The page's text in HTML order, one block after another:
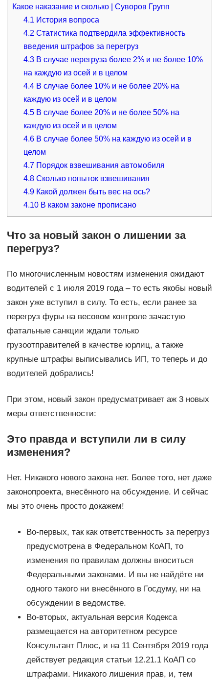
Какое наказание и сколько | Суворов Групп
4.1 История вопроса
4.2 Статистика подтвердила эффективность
введения штрафов за перегруз
4.3 В случае перегруза более 2% и не более 10%
на каждую из осей и в целом
4.4 В случае более 10% и не более 20% на
каждую из осей и в целом
4.5 В случае более 20% и не более 50% на
каждую из осей и в целом
4.6 В случае более 50% на каждую из осей и в
целом
4.7 Порядок взвешивания автомобиля
4.8 Сколько попыток взвешивания
4.9 Какой должен быть вес на ось?
4.10 В каком законе прописано
Что за новый закон о лишении за
перегруз?
По многочисленным новостям изменения ожидают
водителей с 1 июля 2019 года – то есть якобы новый
закон уже вступил в силу. То есть, если ранее за
перегруз фуры на весовом контроле зачастую
фатальные санкции ждали только
грузоотправителей в качестве юрлиц, а также
крупные штрафы выписывались ИП, то теперь и до
водителей добрались!
При этом, новый закон предусматривает аж 3 новых
меры ответственности:
Это правда и вступили ли в силу
изменения?
Нет. Никакого нового закона нет. Более того, нет даже
законопроекта, внесённого на обсуждение. И сейчас
мы это очень просто докажем!
Во-первых, так как ответственность за перегруз
предусмотрена в Федеральном КоАП, то
изменения по правилам должны вноситься
Федеральными законами. И вы не найдёте ни
одного такого ни внесённого в Госдуму, ни на
обсуждении в ведомстве.
Во-вторых, актуальная версия Кодекса
размещается на авторитетном ресурсе
Консультант Плюс, и на 11 Сентября 2019 года
действует редакция статьи 12.21.1 КоАП со
штрафами. Никакого лишения прав, и, тем